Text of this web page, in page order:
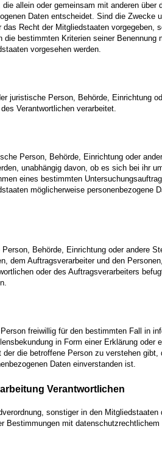
allein oder gemeinsam mit anderen über
Daten entscheidet. Sind die Zwecke
Recht der Mitgliedstaaten vorgegeben,
die bestimmten Kriterien seiner Benennung
vorgesehen werden.
juristische Person, Behörde, Einrichtung
Verantwortlichen verarbeitet.
Person, Behörde, Einrichtung oder
unabhängig davon, ob es sich bei ihr
eines bestimmten
möglicherweise personenbezogene
Behörde, Einrichtung oder andere
dem Auftragsverarbeiter und den
oder des Auftragsverarbeiters
freiwillig für den bestimmten Fall in
in Form einer Erklärung oder
die betroffene Person zu verstehen
Daten einverstanden ist.
Verantwortlichen
sonstiger in den Mitgliedstaaten
Bestimmungen mit datenschutzrechtlichem